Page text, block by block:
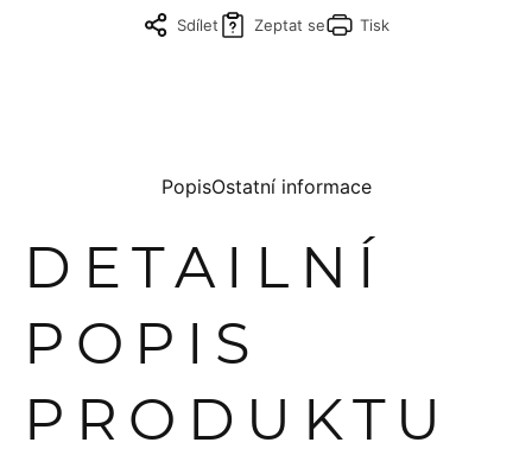
Tisk
Zeptat se
Sdílet
PopisOstatní informace
DETAILNÍ
POPIS
PRODUKTU